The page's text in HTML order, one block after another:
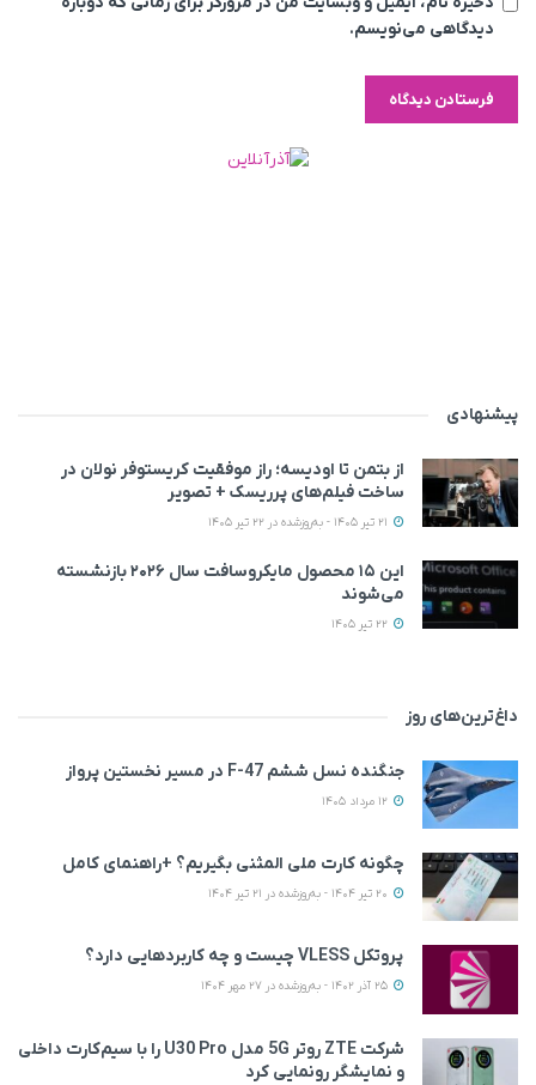
دیدگاهی می‌نویسم.
پیشنهادی
از بتمن تا اودیسه؛ راز موفقیت کریستوفر نولان در
ساخت فیلم‌های پرریسک + تصویر
این ۱۵ محصول مایکروسافت سال ۲۰۲۶ بازنشسته
می‌شوند
داغ‌ترین‌های روز
جنگنده نسل ششم F-47 در مسیر نخستین پرواز
چگونه کارت ملی المثنی بگیریم؟ +راهنمای کامل
پروتکل VLESS چیست و چه کاربردهایی دارد؟
شرکت ZTE روتر 5G مدل U30 Pro را با سیم‌کارت داخلی
و نمایشگر رونمایی کرد